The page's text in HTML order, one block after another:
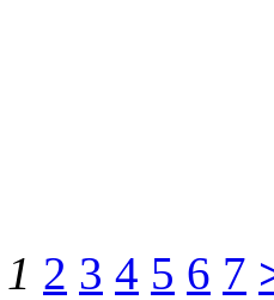
1 2 3 4 5 6 7